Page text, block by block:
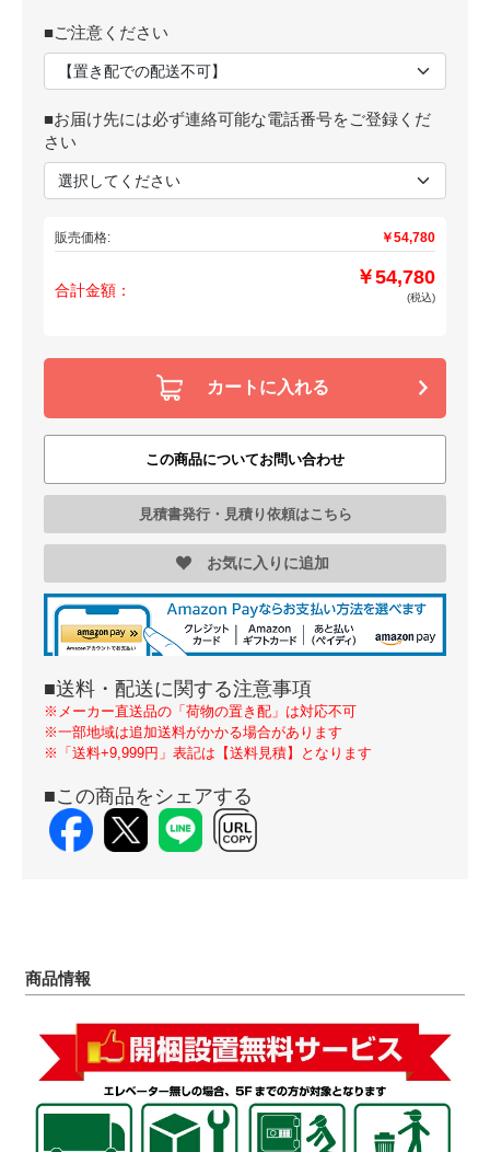
■ご注意ください
■お届け先には必ず連絡可能な電話番号をご登録くだ
さい
販売価格: ￥54,780
合計金額：
￥54,780
(税込)
カートに入れる
この商品についてお問い合わせ
見積書発行・見積り依頼はこちら
お気に入りに追加
■送料・配送に関する注意事項
※メーカー直送品の「荷物の置き配」は対応不可
※一部地域は追加送料がかかる場合があります
※「送料+9,999円」表記は【送料見積】となります
■この商品をシェアする
商品情報